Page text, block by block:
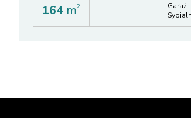
164 m2 Garaż: